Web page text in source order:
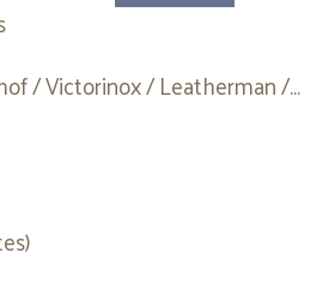
et entretien des
/ Victorinox / Leatherman /...